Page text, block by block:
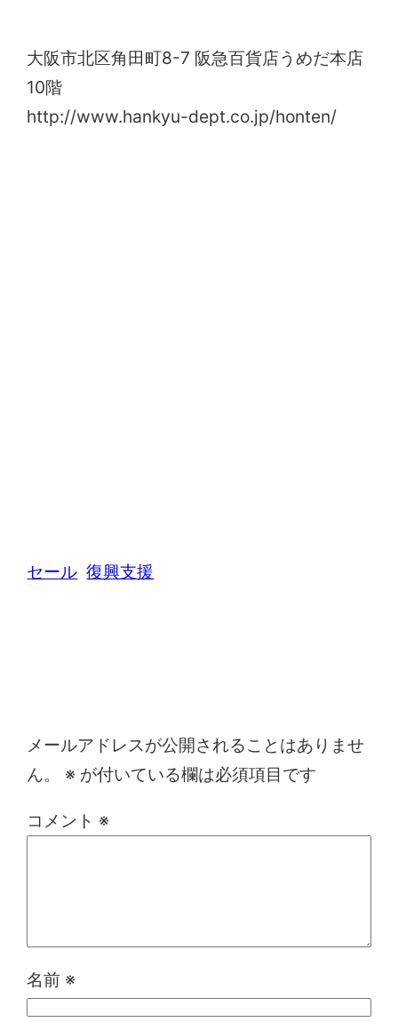
大阪市北区角田町8-7 阪急百貨店うめだ本店
10階
http://www.hankyu-dept.co.jp/honten/
セール 復興支援
メールアドレスが公開されることはありませ
ん。
※ が付いている欄は必須項目です
コメント ※
名前 ※